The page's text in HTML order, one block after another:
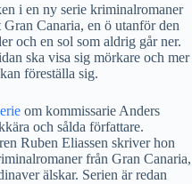
i en ny serie kriminalromaner
Gran Canaria, en ö utanför den
och en sol som aldrig går ner.
ska visa sig mörkare och mer
föreställa sig.
om kommissarie Anders
och sålda författare.
Ruben Eliassen skriver hon
från Gran Canaria,
älskar. Serien är redan